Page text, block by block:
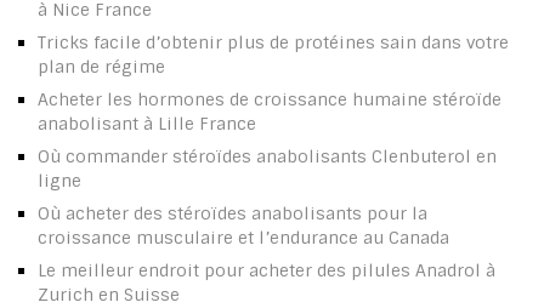
à Nice France
Tricks facile d’obtenir plus de protéines sain dans votre
plan de régime
Acheter les hormones de croissance humaine stéroïde
anabolisant à Lille France
Où commander stéroïdes anabolisants Clenbuterol en
ligne
Où acheter des stéroïdes anabolisants pour la
croissance musculaire et l’endurance au Canada
Le meilleur endroit pour acheter des pilules Anadrol à
Zurich en Suisse